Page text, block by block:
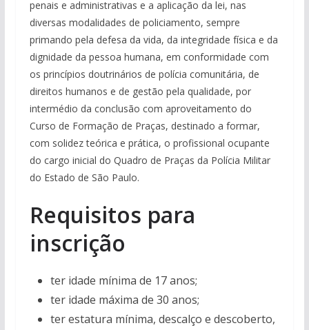
penais e administrativas e a aplicação da lei, nas
diversas modalidades de policiamento, sempre
primando pela defesa da vida, da integridade física e da
dignidade da pessoa humana, em conformidade com
os princípios doutrinários de polícia comunitária, de
direitos humanos e de gestão pela qualidade, por
intermédio da conclusão com aproveitamento do
Curso de Formação de Praças, destinado a formar,
com solidez teórica e prática, o profissional ocupante
do cargo inicial do Quadro de Praças da Polícia Militar
do Estado de São Paulo.
Requisitos para
inscrição
ter idade mínima de 17 anos;
ter idade máxima de 30 anos;
ter estatura mínima, descalço e descoberto,